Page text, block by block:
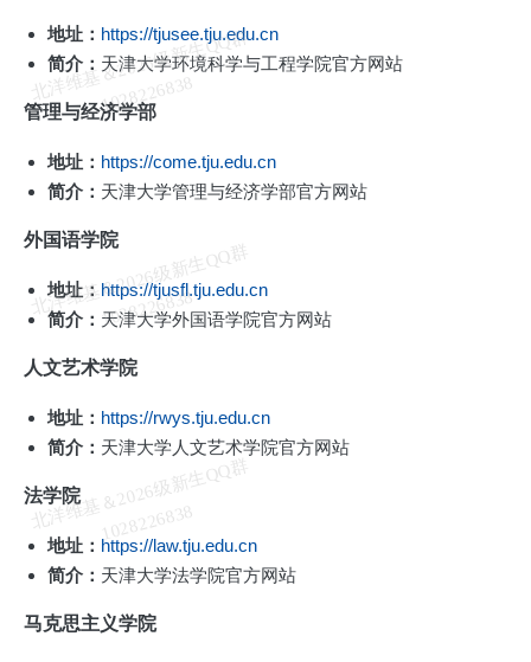
地址： https://tjusee.tju.edu.cn
简介： 天津大学环境科学与工程学院官方网站
管理与经济学部
地址： https://come.tju.edu.cn
简介： 天津大学管理与经济学部官方网站
外国语学院
地址： https://tjusfl.tju.edu.cn
简介： 天津大学外国语学院官方网站
人文艺术学院
地址： https://rwys.tju.edu.cn
简介： 天津大学人文艺术学院官方网站
法学院
地址： https://law.tju.edu.cn
简介： 天津大学法学院官方网站
马克思主义学院
北
洋
维
基
＆
2
0
2
6
级
新
生
Q
Q
群
1
0
2
8
2
2
6
8
3
8
北
洋
维
基
＆
2
0
2
6
级
新
生
Q
Q
群
1
0
2
8
2
2
6
8
3
8
北
洋
维
基
＆
2
0
2
6
级
新
生
Q
Q
群
1
0
2
8
2
2
6
8
3
8